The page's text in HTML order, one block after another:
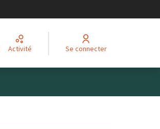
Activité Se connecter